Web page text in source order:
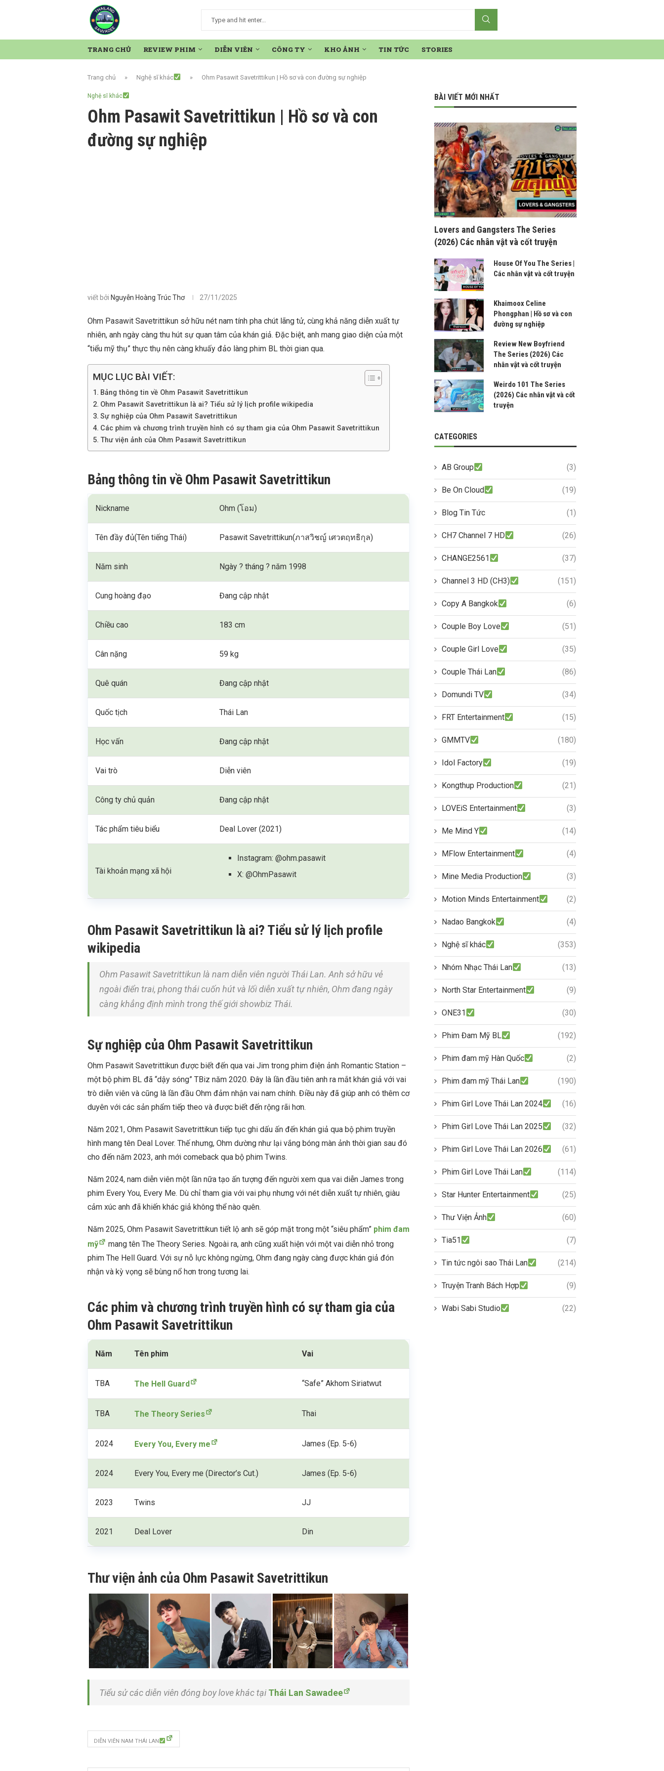
TRANG CHỦ REVIEW PHIM DIỄN VIÊN CÔNG TY KHO ẢNH TIN TỨC STORIES
Trang chủ » Nghệ sĩ khác » Ohm Pasawit Savetrittikun | Hồ sơ và con đường sự nghiệp
Nghệ sĩ khác
Ohm Pasawit Savetrittikun | Hồ sơ và con
đường sự nghiệp
viết bởi Nguyễn Hoàng Trúc Thơ 27/11/2025
Ohm Pasawit Savetrittikun sở hữu nét nam tính pha chút lãng tử, cùng khả năng diễn xuất tự
nhiên, anh ngày càng thu hút sự quan tâm của khán giả. Đặc biệt, anh mang giao diện của một
“tiểu mỹ thụ” thực thụ nên càng khuấy đảo làng phim BL thời gian qua.
MỤC LỤC BÀI VIẾT:
Bảng thông tin về Ohm Pasawit Savetrittikun
Ohm Pasawit Savetrittikun là ai? Tiểu sử lý lịch profile wikipedia
Sự nghiệp của Ohm Pasawit Savetrittikun
Các phim và chương trình truyền hình có sự tham gia của Ohm Pasawit Savetrittikun
Thư viện ảnh của Ohm Pasawit Savetrittikun
Bảng thông tin về Ohm Pasawit Savetrittikun
Nickname Ohm (โอม)
Tên đầy đủ(Tên tiếng Thái) Pasawit Savetrittikun(ภาสวิชญ์ เศวตฤทธิกุล)
Năm sinh Ngày ? tháng ? năm 1998
Cung hoàng đạo Đang cập nhật
Chiều cao 183 cm
Cân nặng 59 kg
Quê quán Đang cập nhật
Quốc tịch Thái Lan
Học vấn Đang cập nhật
Vai trò Diễn viên
Công ty chủ quản Đang cập nhật
Tác phẩm tiêu biểu Deal Lover (2021)
Tài khoản mạng xã hội
Instagram: @ohm.pasawit
X: @OhmPasawit
Ohm Pasawit Savetrittikun là ai? Tiểu sử lý lịch profile
wikipedia
Ohm Pasawit Savetrittikun là nam diễn viên người Thái Lan. Anh sở hữu vẻ
ngoài điển trai, phong thái cuốn hút và lối diễn xuất tự nhiên, Ohm đang ngày
càng khẳng định mình trong thế giới showbiz Thái.
Sự nghiệp của Ohm Pasawit Savetrittikun
Ohm Pasawit Savetrittikun được biết đến qua vai Jim trong phim điện ảnh Romantic Station –
một bộ phim BL đã “dậy sóng” TBiz năm 2020. Đây là lần đầu tiên anh ra mắt khán giả với vai
trò diễn viên và cũng là lần đầu Ohm đảm nhận vai nam chính. Điều này đã giúp anh có thêm cơ
duyên với các sản phẩm tiếp theo và được biết đến rộng rãi hơn.
Năm 2021, Ohm Pasawit Savetrittikun tiếp tục ghi dấu ấn đến khán giả qua bộ phim truyền
hình mang tên Deal Lover. Thế nhưng, Ohm dường như lại vắng bóng màn ảnh thời gian sau đó
cho đến năm 2023, anh mới comeback qua bộ phim Twins.
Năm 2024, nam diễn viên một lần nữa tạo ấn tượng đến người xem qua vai diễn James trong
phim Every You, Every Me. Dù chỉ tham gia với vai phụ nhưng với nét diễn xuất tự nhiên, giàu
cảm xúc anh đã khiến khác giả không thể nào quên.
Năm 2025, Ohm Pasawit Savetrittikun tiết lộ anh sẽ góp mặt trong một “siêu phẩm” phim đam
mỹ
mang tên The Theory Series. Ngoài ra, anh cũng xuất hiện với một vai diễn nhỏ trong
phim The Hell Guard. Với sự nỗ lực không ngừng, Ohm đang ngày càng được khán giả đón
nhận và kỳ vọng sẽ bùng nổ hơn trong tương lai.
Các phim và chương trình truyền hình có sự tham gia của
Ohm Pasawit Savetrittikun
Năm Tên phim Vai
TBA The Hell Guard “Safe” Akhom Siriatwut
TBA The Theory Series Thai
2024 Every You, Every me James (Ep. 5-6)
2024 Every You, Every me (Director’s Cut.) James (Ep. 5-6)
2023 Twins JJ
2021 Deal Lover Din
Thư viện ảnh của Ohm Pasawit Savetrittikun
Tiểu sử các diễn viên đóng boy love khác tại Thái Lan Sawadee
DIỄN VIÊN NAM THÁI LAN
BÀI VIẾT MỚI NHẤT
Lovers and Gangsters The Series
(2026) Các nhân vật và cốt truyện
House Of You The Series |
Các nhân vật và cốt truyện
Khaimoox Celine
Phongphan | Hồ sơ và con
đường sự nghiệp
Review New Boyfriend
The Series (2026) Các
nhân vật và cốt truyện
Weirdo 101 The Series
(2026) Các nhân vật và cốt
truyện
CATEGORIES
AB Group (3)
Be On Cloud (19)
Blog Tin Tức (1)
CH7 Channel 7 HD (26)
CHANGE2561 (37)
Channel 3 HD (CH3) (151)
Copy A Bangkok (6)
Couple Boy Love (51)
Couple Girl Love (35)
Couple Thái Lan (86)
Domundi TV (34)
FRT Entertainment (15)
GMMTV (180)
Idol Factory (19)
Kongthup Production (21)
LOVEiS Entertainment (3)
Me Mind Y (14)
MFlow Entertainment (4)
Mine Media Production (3)
Motion Minds Entertainment (2)
Nadao Bangkok (4)
Nghệ sĩ khác (353)
Nhóm Nhạc Thái Lan (13)
North Star Entertainment (9)
ONE31 (30)
Phim Đam Mỹ BL (192)
Phim đam mỹ Hàn Quốc (2)
Phim đam mỹ Thái Lan (190)
Phim Girl Love Thái Lan 2024 (16)
Phim Girl Love Thái Lan 2025 (32)
Phim Girl Love Thái Lan 2026 (61)
Phim Girl Love Thái Lan (114)
Star Hunter Entertainment (25)
Thư Viện Ảnh (60)
Tia51 (7)
Tin tức ngôi sao Thái Lan (214)
Truyện Tranh Bách Hợp (9)
Wabi Sabi Studio (22)